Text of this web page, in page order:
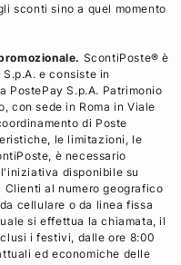
k
n
sconti sino a quel momento
ScontiPoste® è
e consiste in
PostePay S.p.A. Patrimonio
con sede in Roma in Viale
di Poste
le limitazioni, le
è necessario
disponibile su
al numero geografico
cellulare o da linea fissa
si effettua la chiamata, il
i festivi, dalle ore 8:00
ed economiche delle